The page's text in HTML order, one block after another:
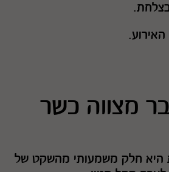
מצווה כשר
היא חלק משמעותי מהשקט של